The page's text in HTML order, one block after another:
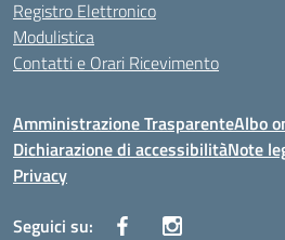
Registro Elettronico
Modulistica
Contatti e Orari Ricevimento
Amministrazione TrasparenteAlbo
Dichiarazione di accessibilitàNote
Privacy
Seguici su: